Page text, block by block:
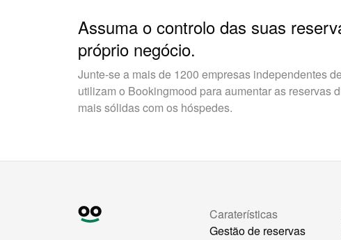
Assuma o controlo das suas
próprio negócio.
Junte-se a mais de 1200 empresas independentes
utilizam o Bookingmood para aumentar as reservas
mais sólidas com os hóspedes.
Caraterísticas
Gestão de reservas